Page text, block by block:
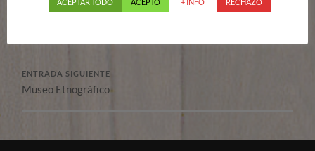
ENTRADA SIGUIENTE
Museo Etnográfico
ACEPTAR TODO ACEPTO + INFO RECHAZO